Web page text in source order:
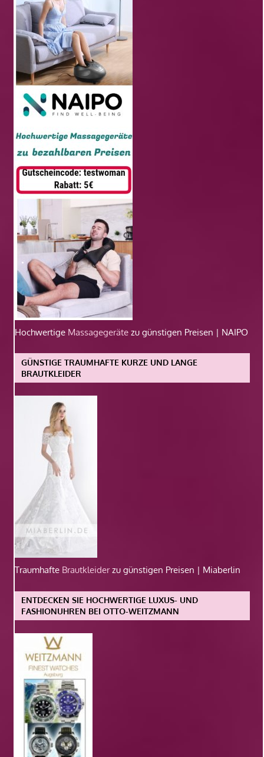
Hochwertige Massagegeräte zu günstigen Preisen | NAIPO
GÜNSTIGE TRAUMHAFTE KURZE UND LANGE
BRAUTKLEIDER
Traumhafte Brautkleiderzu günstigen Preisen | Miaberlin
ENTDECKEN SIE HOCHWERTIGE LUXUS- UND
FASHIONUHREN BEI OTTO-WEITZMANN